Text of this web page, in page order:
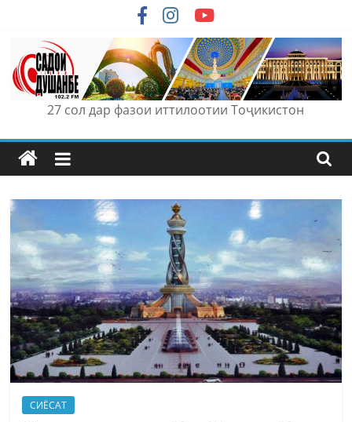
content
27 сол дар фазои иттилоотии Тоҷикистон
СИЁСАТ